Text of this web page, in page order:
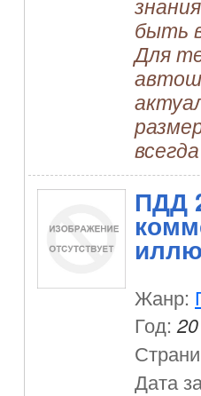
быть
Для
ПДД
Жанр:
Год:
Дата